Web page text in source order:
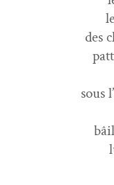
des
sous